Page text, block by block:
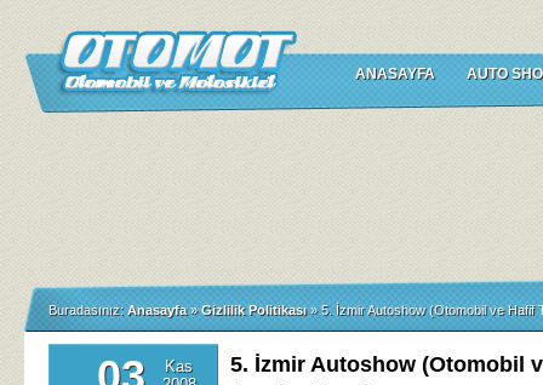
ANASAYFA AUTO
Buradasınız: Anasayfa » Gizlilik Politikası » 5. İzmir Autoshow (Otomobil ve Hafif
Kas
5. İzmir Autoshow (Otomobil